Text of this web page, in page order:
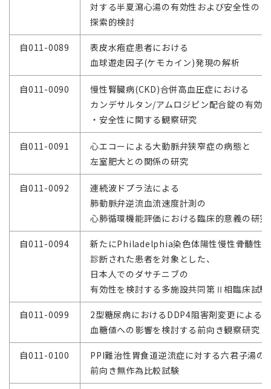
対する半夏瀉心湯の有効性および安全性の
探索的検討
自011-0089
表皮水疱症患者における
血球遊走因子(ケモカイン)発現の解析
自011-0090
慢性腎臓病(CKD)合併高血圧症における
カンデサルタン/アムロジピン配合錠の有効性
・安全性に関する観察研究
自011-0091
心エコーによる大動脈弁狭窄症の病態と
左室肥大との関係の研究
自011-0092
連続波ドプラ法による
肺動脈弁逆流血流速度計測の
心肺循環機能評価における臨床的意義の研究
自011-0094
新たにPhiladelphia染色体陽性慢性骨髄性
診断された患者を対象とした、
日本人でのダサチニブの
有効性を検討する多施設共同第Ⅱ相臨床試験
自011-0099
2型糖尿病におけるDDP4阻害剤変更による
血糖値への影響を検討する前向き観察研究
自011-0100
PPI難治性胃食道逆流症に対する六君子湯の
前向き無作為比較試験